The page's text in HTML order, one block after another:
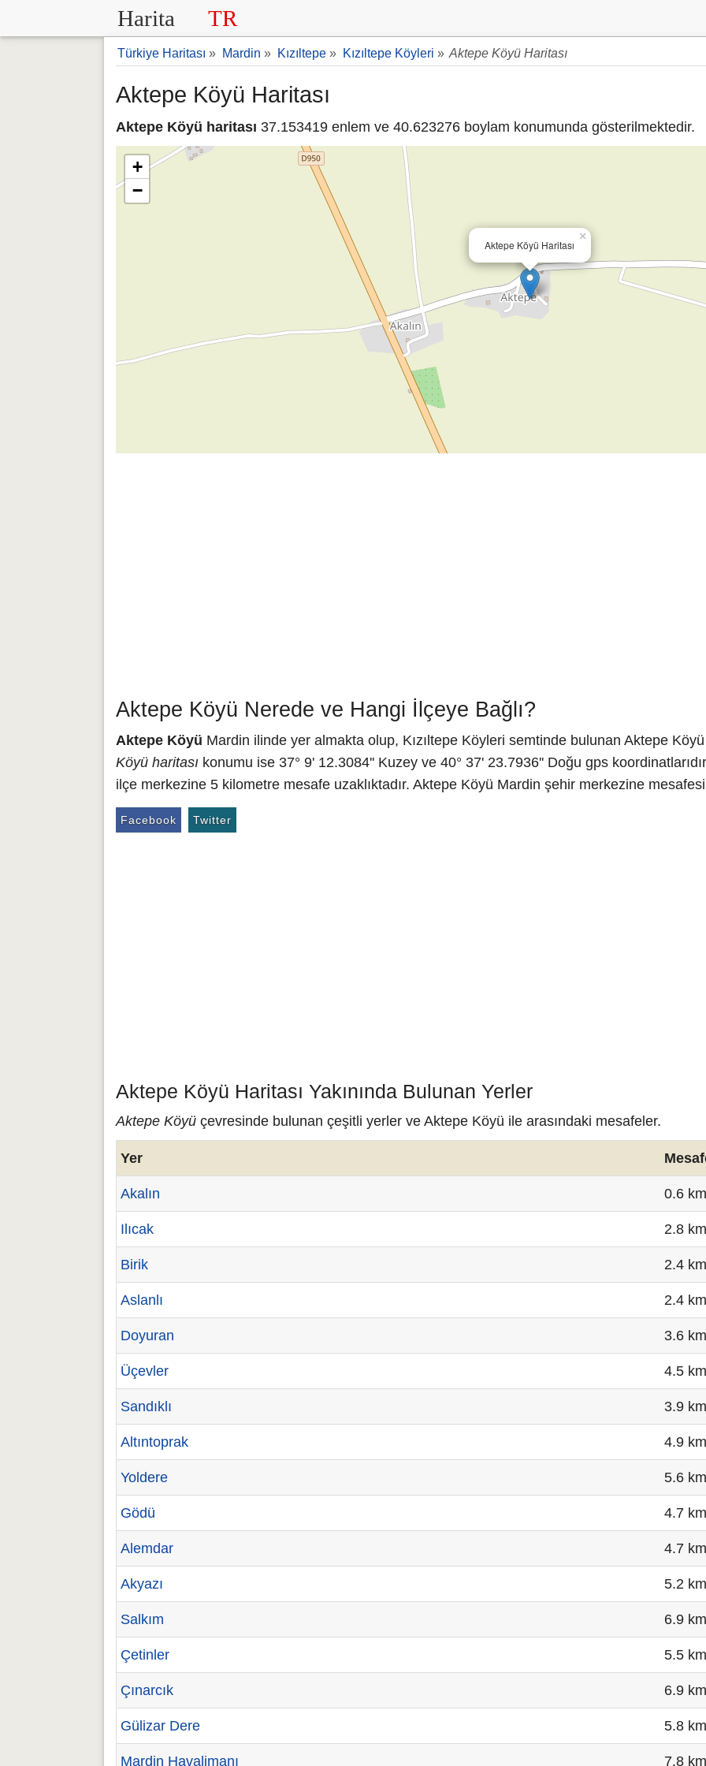
Harita TR
Türkiye Haritası » Mardin » Kızıltepe » Kızıltepe Köyleri » Aktepe Köyü Haritası
Aktepe Köyü Haritası
Aktepe Köyü haritası 37.153419 enlem ve 40.623276 boylam konumunda gösterilmektedir.
Aktepe Köyü Haritası
×
+
−
Aktepe Köyü Nerede ve Hangi İlçeye Bağlı?
Aktepe Köyü Mardin ilinde yer almakta olup, Kızıltepe Köyleri semtinde bulunan Aktepe Köyü
Köyü haritası konumu ise 37° 9' 12.3084'' Kuzey ve 40° 37' 23.7936'' Doğu gps
ilçe merkezine 5 kilometre mesafe uzaklıktadır. Aktepe Köyü Mardin şehir merkezine
Facebook Twitter
Aktepe Köyü Haritası Yakınında Bulunan Yerler
Aktepe Köyü çevresinde bulunan çeşitli yerler ve Aktepe Köyü ile arasındaki mesafeler.
Yer
Akalın 0.6 km
Ilıcak 2.8 km
Birik 2.4 km
Aslanlı 2.4 km
Doyuran 3.6 km
Üçevler 4.5 km
Sandıklı 3.9 km
Altıntoprak 4.9 km
Yoldere 5.6 km
Gödü 4.7 km
Alemdar 4.7 km
Akyazı 5.2 km
Salkım 6.9 km
Çetinler 5.5 km
Çınarcık 6.9 km
Gülizar Dere 5.8 km
Mardin Havalimanı 7.8 km